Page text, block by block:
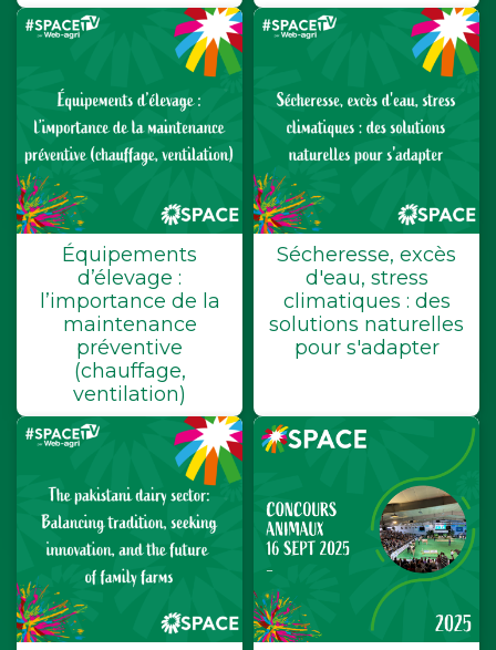
Équipements
d’élevage :
l’importance de la
maintenance
préventive
(chauffage,
ventilation)
Sécheresse, excès
d'eau, stress
climatiques : des
solutions naturelles
pour s'adapter